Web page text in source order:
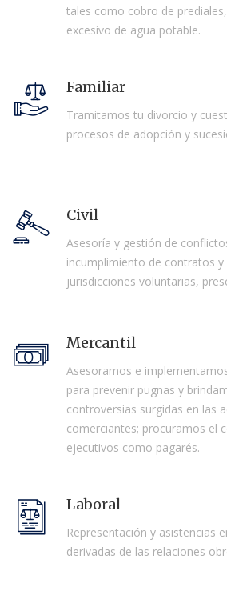
tales como cobro de
excesivo de agua potable.
Familiar
Tramitamos tu divorcio y
procesos de adopción y
Civil
Asesoría y gestión de
incumplimiento de contratos y
jurisdicciones voluntarias,
Mercantil
Asesoramos e
para prevenir pugnas y
controversias surgidas en las
comerciantes; procuramos el
ejecutivos como pagarés.
Laboral
Representación y asistencias
derivadas de las relaciones